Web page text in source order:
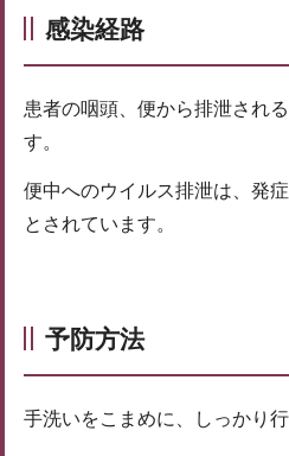
感染経路
患者の咽頭、便から排泄され
す。
便中へのウイルス排泄は、発
とされています。
予防方法
手洗いをこまめに、しっかり行